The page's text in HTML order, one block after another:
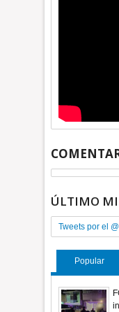
ÚLTIMO
Tweets por el
Popular